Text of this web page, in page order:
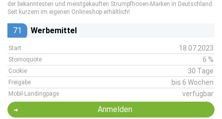
der bekanntesten und meistgekauften Strumpfhosen-Marken in Deutschland.
Seit kurzem im eigenen Onlineshop erhältlich!
71 Werbemittel
Start 18.07.2023
Stornoquote 6 %
Cookie 30 Tage
Freigabe bis 6 Wochen
Mobil-Landingpage verfügbar
Anmelden